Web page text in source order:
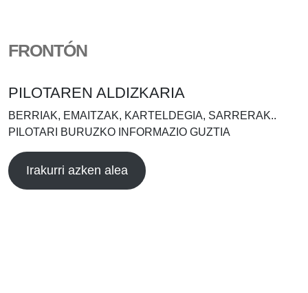
FRONTÓN
PILOTAREN ALDIZKARIA
BERRIAK, EMAITZAK, KARTELDEGIA, SARRERAK..
PILOTARI BURUZKO INFORMAZIO GUZTIA
Irakurri azken alea